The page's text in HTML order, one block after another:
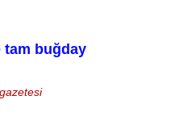
tam buğday